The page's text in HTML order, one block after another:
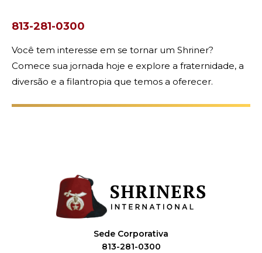
813-281-0300
Você tem interesse em se tornar um Shriner?
Comece sua jornada hoje e explore a fraternidade, a
diversão e a filantropia que temos a oferecer.
Sede Corporativa
813-281-0300